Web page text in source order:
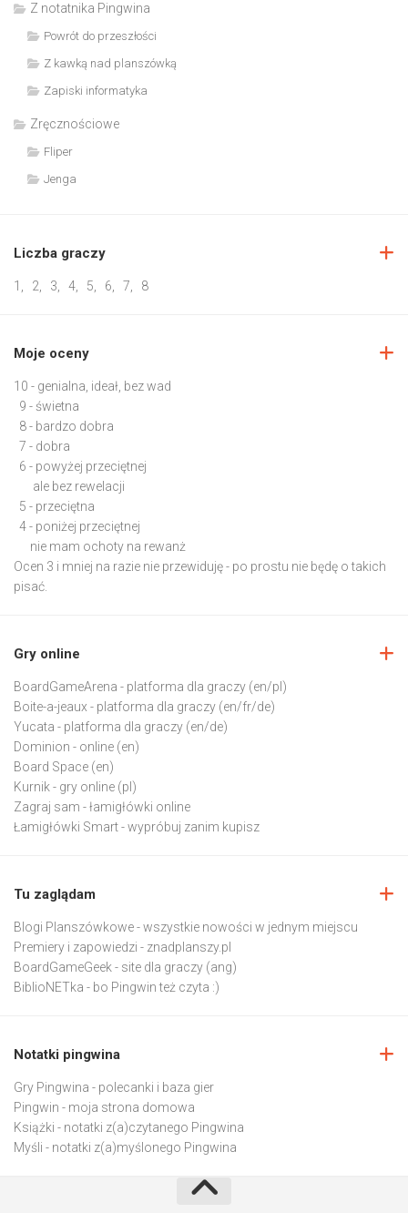
Z notatnika Pingwina
Powrót do przeszłości
Z kawką nad planszówką
Zapiski informatyka
Zręcznościowe
Fliper
Jenga
Liczba graczy
1 , 2, 3, 4, 5, 6, 7, 8
Moje oceny
10 - genialna, ideał, bez wad
9 - świetna
8 - bardzo dobra
7 - dobra
6 - powyżej przeciętnej
ale bez rewelacji
5 - przeciętna
4 - poniżej przeciętnej
nie mam ochoty na rewanż
Ocen 3 i mniej na razie nie przewiduję - po prostu nie będę o takich
pisać.
Gry online
BoardGameArena - platforma dla graczy (en/pl)
Boite-a-jeaux - platforma dla graczy (en/fr/de)
Yucata - platforma dla graczy (en/de)
Dominion - online (en)
Board Space (en)
Kurnik- gry online (pl)
Zagraj sam - łamigłówki online
Łamigłówki Smart- wypróbuj zanim kupisz
Tu zaglądam
Blogi Planszówkowe- wszystkie nowości w jednym miejscu
Premiery i zapowiedzi - znadplanszy.pl
BoardGameGeek- site dla graczy (ang)
BiblioNETka - bo Pingwin też czyta :)
Notatki pingwina
Gry Pingwina - polecanki i baza gier
Pingwin - moja strona domowa
Książki - notatki z(a)czytanego Pingwina
Myśli - notatki z(a)myślonego Pingwina